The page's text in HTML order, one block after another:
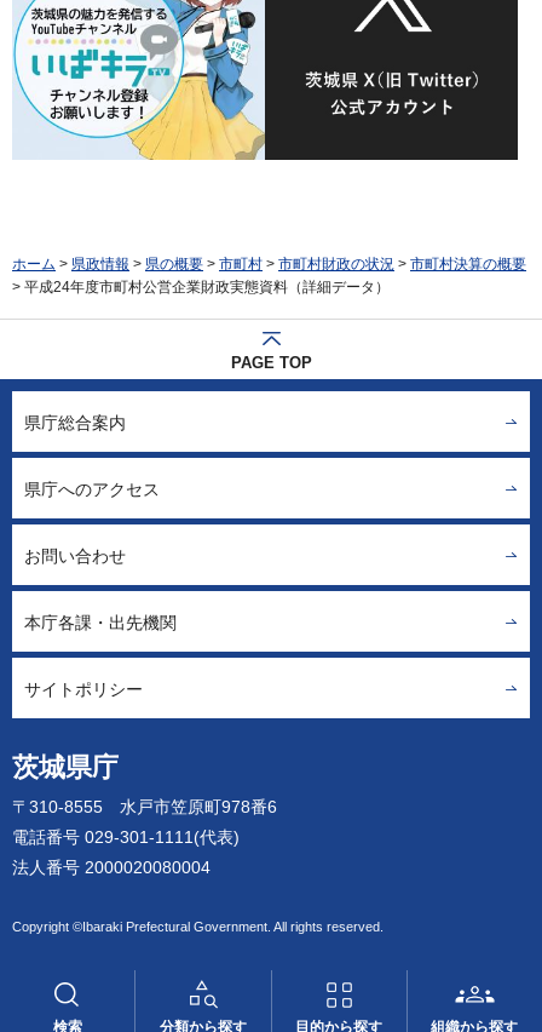
検索 分類から探す 目的から探す 組織から探す
ホーム > 県政情報 > 県の概要 > 市町村 > 市町村財政の状況 > 市町村決算の概要
> 平成24年度市町村公営企業財政実態資料（詳細データ）
PAGE TOP
茨城県庁
〒310-8555 水戸市笠原町978番6
電話番号 029-301-1111(代表)
法人番号 2000020080004
Copyright ©Ibaraki Prefectural Government. All rights reserved.
県庁総合案内
県庁へのアクセス
お問い合わせ
本庁各課・出先機関
サイトポリシー